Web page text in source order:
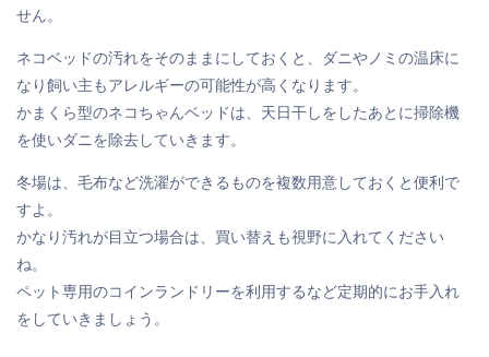
せん。
ネコベッドの汚れをそのままにしておくと、ダニやノミの温床に
なり飼い主もアレルギーの可能性が高くなります。
かまくら型のネコちゃんベッドは、天日干しをしたあとに掃除機
を使いダニを除去していきます。
冬場は、毛布など洗濯ができるものを複数用意しておくと便利で
すよ。
かなり汚れが目立つ場合は、買い替えも視野に入れてください
ね。
ペット専用のコインランドリーを利用するなど定期的にお手入れ
をしていきましょう。